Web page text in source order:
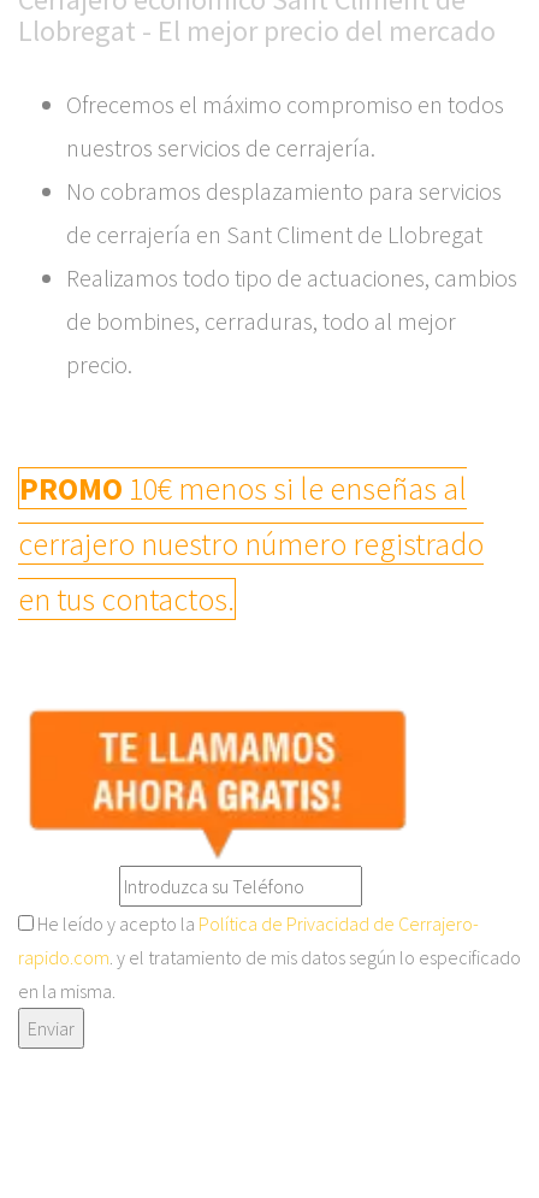
Llobregat - El mejor precio del mercado
Ofrecemos el máximo compromiso en todos
nuestros servicios de cerrajería.
No cobramos desplazamiento para servicios
de cerrajería en Sant Climent de Llobregat
Realizamos todo tipo de actuaciones, cambios
de bombines, cerraduras, todo al mejor
precio.
PROMO 10€ menos si le enseñas al
cerrajero nuestro número registrado
en tus contactos.
He leído y acepto la Política de Privacidad de Cerrajero-
rapido.com. y el tratamiento de mis datos según lo especificado
en la misma.
Enviar